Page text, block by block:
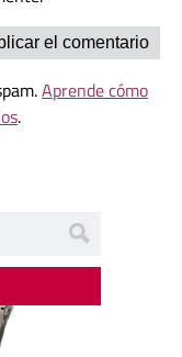
Aprende cómo
.